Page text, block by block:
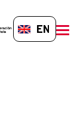
EN-GB